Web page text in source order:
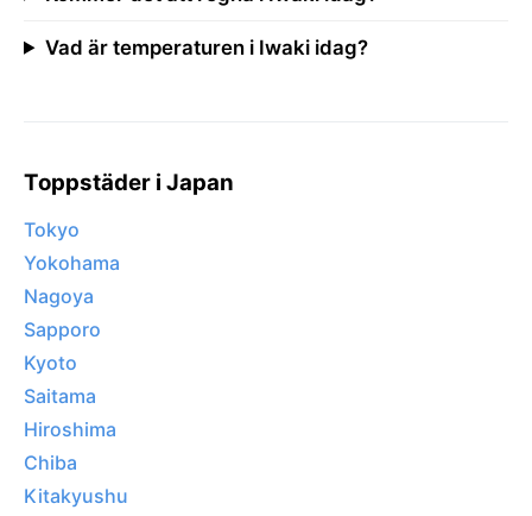
Vad är temperaturen i Iwaki idag?
Toppstäder i Japan
Tokyo
Yokohama
Nagoya
Sapporo
Kyoto
Saitama
Hiroshima
Chiba
Kitakyushu